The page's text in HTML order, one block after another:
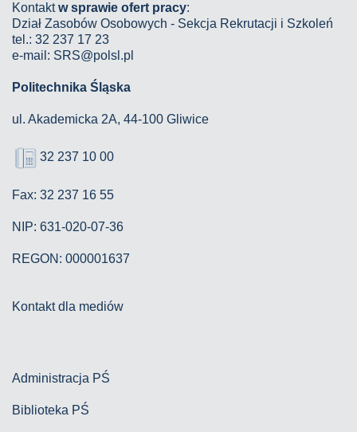
Kontaktw sprawie ofert pracy:
Dział Zasobów Osobowych - Sekcja Rekrutacji i Szkoleń
tel.: 32 237 17 23
e-mail: SRS@polsl.pl
Politechnika Śląska
ul. Akademicka 2A, 44-100 Gliwice
32 237 10 00
Fax: 32 237 16 55
NIP: 631-020-07-36
REGON: 000001637
Kontakt dla mediów
Administracja PŚ
Biblioteka PŚ